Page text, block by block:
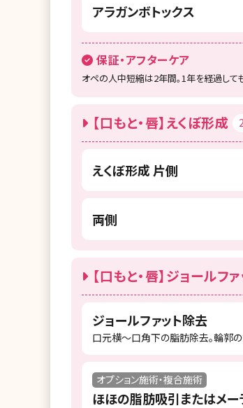
アラガンボトックス
保証・アフターケア
オペの人中短縮は2年間。1年を経過し
【口もと・唇】えくぼ形成 2
えくぼ形成 片側
両側
【口もと・唇】ジョールフ
ジョールファット除去
口元横〜口角下の脂肪除去。輪郭
オプション施術・複合施術
ほほの脂肪吸引またはメー